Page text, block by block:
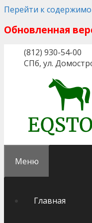
Перейти к
Обновленная
(812) 930-54-00
СПб, ул.
Меню
Главная